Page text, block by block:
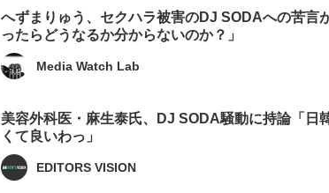
へずまりゅう、セクハラ被害のDJ SODAへの苦言
ったらどうなるか分からないのか？」
Media Watch Lab
美容外科医・麻生泰氏、DJ SODA騒動に持論「日
くて良いわっ」
EDITORS VISION